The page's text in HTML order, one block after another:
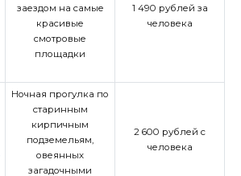
заездом на самые
красивые
смотровые
площадки
1 490 рублей за
человека
Ночная прогулка по
старинным
кирпичным
подземельям,
овеянных
загадочными
2 600 рублей с
человека